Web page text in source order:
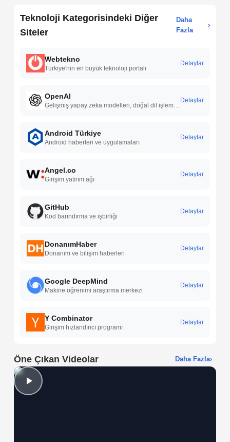
Teknoloji Kategorisindeki Diğer
Siteler
Daha
Fazla
›
Webtekno
Türkiye'nin en büyük teknoloji portalı
Detaylar
OpenAI Detaylar
Android Türkiye
Android haberleri ve uygulamaları
Detaylar
Angel.co
Girişim yatırım ağı
Detaylar
GitHub
Kod barındırma ve işbirliği
Detaylar
DonanımHaber
Donanım ve bilişim haberleri
Detaylar
Google DeepMind
Makine öğrenimi araştırma merkezi
Detaylar
Y Combinator
Girişim hızlandırıcı programı
Detaylar
Öne Çıkan Videolar Daha Fazla›